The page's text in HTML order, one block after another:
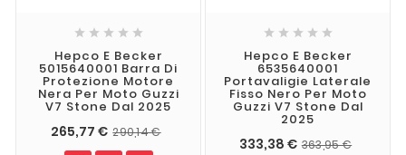
    
Hepco E Becker
5015640001 Barra Di
Protezione Motore
Nera Per Moto Guzzi
V7 Stone Dal 2025
265,77 € 290,14 €
    
Hepco E Becker
6535640001
Portavaligie Laterale
Fisso Nero Per Moto
Guzzi V7 Stone Dal
2025
333,38 € 363,95 €